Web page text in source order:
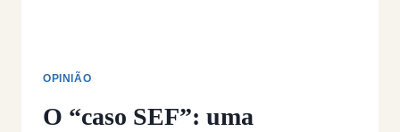
OPINIÃO
O “caso SEF”: uma